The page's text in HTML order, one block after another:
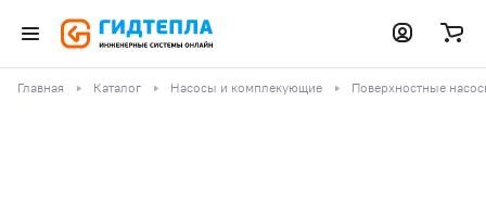
Главная Каталог Насосы и комплекующие Поверхностные